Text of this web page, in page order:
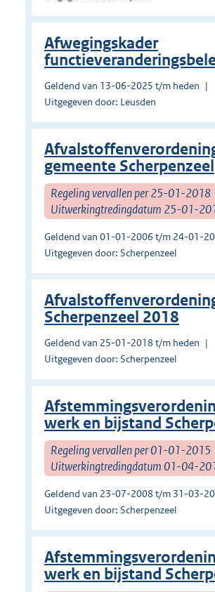
Afwegingskader
Geldend van 13-06-2025 t/m heden
Uitgegeven door: Leusden
gemeente Scherpenzeel
Regeling vervallen per 25-01-2018
Uitwerkingtredingdatum 25-01-
Geldend van 01-01-2006 t/m 24-01-
Uitgegeven door: Scherpenzeel
Scherpenzeel 2018
Geldend van 25-01-2018 t/m heden
Uitgegeven door: Scherpenzeel
werk en bijstand
Regeling vervallen per 01-01-2015
Uitwerkingtredingdatum 01-04-
Geldend van 23-07-2008 t/m 31-03-
Uitgegeven door: Scherpenzeel
werk en bijstand